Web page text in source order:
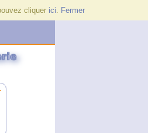
cliquer ici. Fermer